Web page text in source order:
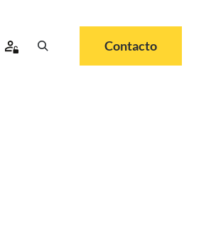
Contacto